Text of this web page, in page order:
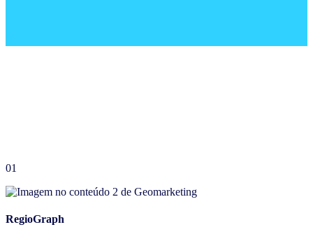
01
RegioGraph